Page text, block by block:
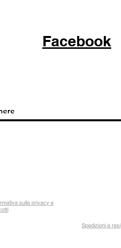
Facebook
sulla privacy e
Spedizioni e resi